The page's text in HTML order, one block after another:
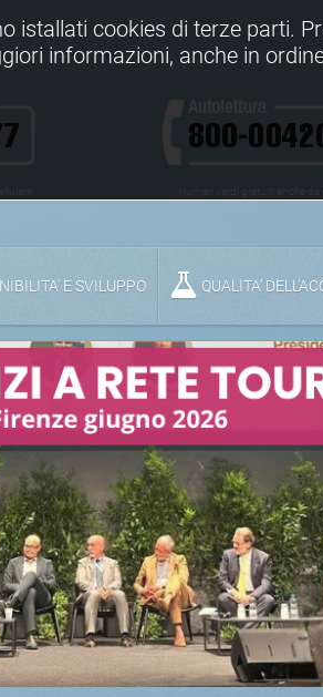
E SVILUPPO QUALITA’
istallati cookies di terze parti.
informazioni, anche in